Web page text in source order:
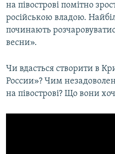
на півострові помітно
російською владою.
починають
весни».
Чи вдасться створити в
России»? Чим
на півострові? Що вони